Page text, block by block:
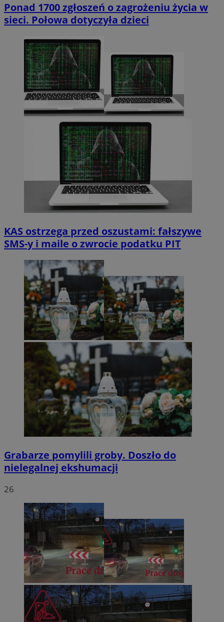
Ponad 1700 zgłoszeń o zagrożeniu życia w
sieci. Połowa dotyczyła dzieci
KAS ostrzega przed oszustami: fałszywe
SMS-y i maile o zwrocie podatku PIT
Grabarze pomylili groby. Doszło do
nielegalnej ekshumacji
26